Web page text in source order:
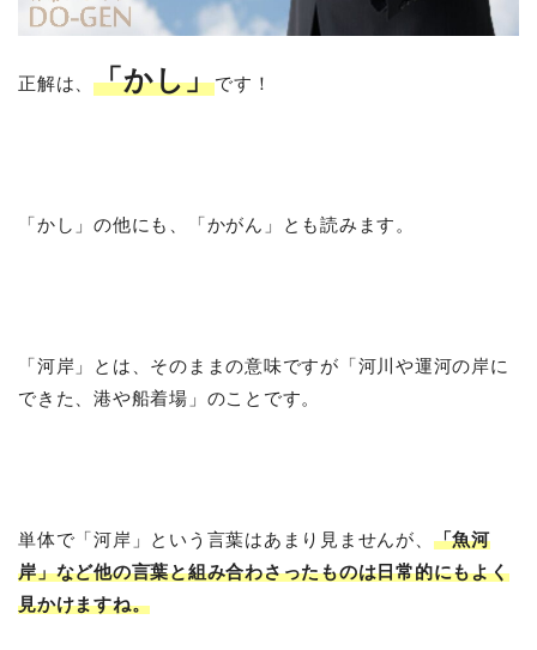
正解は、「かし」です！
「かし」の他にも、「かがん」とも読みます。
「河岸」とは、そのままの意味ですが「河川や運河の岸に
できた、港や船着場」のことです。
単体で「河岸」という言葉はあまり見ませんが、 「魚河
岸」など他の言葉と組み合わさったものは日常的にもよく
見かけますね。